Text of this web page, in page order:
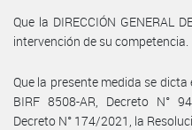
Que la DIRECCIÓN GENERAL
intervención de su competencia.
Que la presente medida se
BIRF 8508-AR, Decreto N°
Decreto N° 174/2021, la